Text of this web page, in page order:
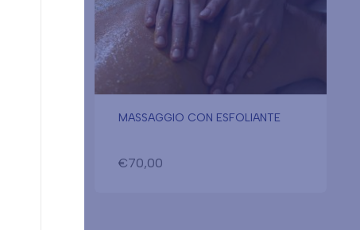
MASSAGGIO CON ESFOLIANTE
€70,00